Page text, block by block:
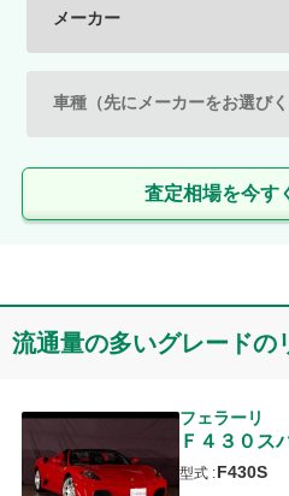
査定相場を今す
流通量の多いグレードの
フェラーリ
Ｆ４３０ス
型式 :F430S